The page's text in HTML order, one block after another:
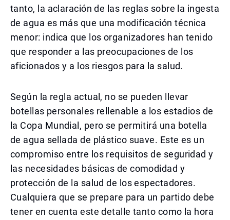
tanto, la aclaración de las reglas sobre la ingesta
de agua es más que una modificación técnica
menor: indica que los organizadores han tenido
que responder a las preocupaciones de los
aficionados y a los riesgos para la salud.
Según la regla actual, no se pueden llevar
botellas personales rellenable a los estadios de
la Copa Mundial, pero se permitirá una botella
de agua sellada de plástico suave. Este es un
compromiso entre los requisitos de seguridad y
las necesidades básicas de comodidad y
protección de la salud de los espectadores.
Cualquiera que se prepare para un partido debe
tener en cuenta este detalle tanto como la hora